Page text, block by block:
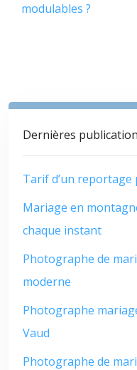
modulables ?
Dernières
Tarif d’un reportage
Mariage en
chaque instant
Photographe de
moderne
Photographe
Vaud
Photographe de